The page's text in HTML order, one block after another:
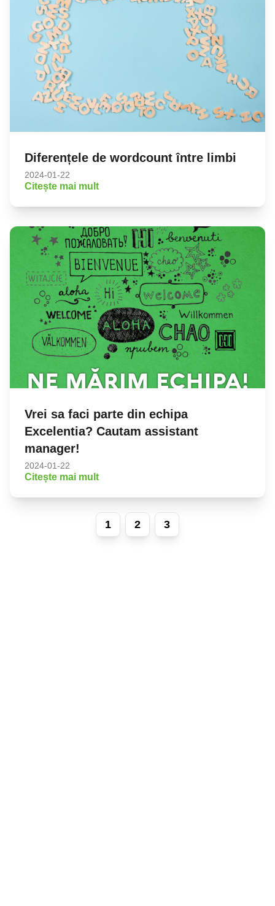
Diferențele de wordcount între limbi
2024-01-22
Citește mai mult
Vrei sa faci parte din echipa
Excelentia? Cautam assistant
manager!
2024-01-22
Citește mai mult
1 2 3